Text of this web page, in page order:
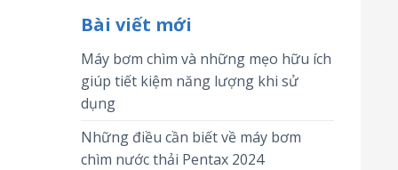
Bài viết mới
Máy bơm chìm và những mẹo hữu ích
giúp tiết kiệm năng lượng khi sử
dụng
Những điều cần biết về máy bơm
chìm nước thải Pentax 2024